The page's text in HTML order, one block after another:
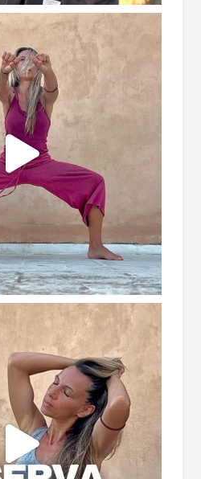
E CONNESSIONE
newsletter per ricevere
sui prossimi ritiri ed
ed offerte
speciali!